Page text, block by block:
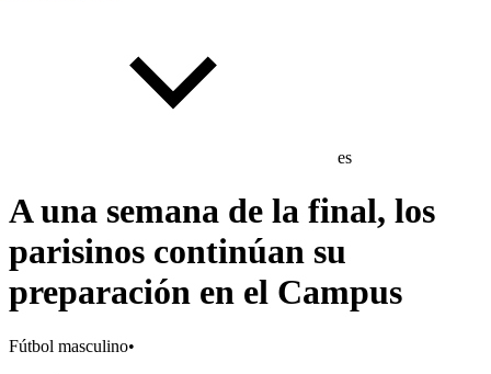
es
A una semana de la final, los
parisinos continúan su
preparación en el Campus
Fútbol masculino•